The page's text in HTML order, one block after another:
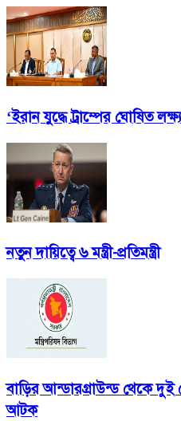
‘ইরান যুদ্ধে ট্রাম্পের ঘোষিত
নতুন দায়িত্বে ৬ মন্ত্রী-প্রতিমন্ত্রী
বাড়ির আন্ডারগ্রাউন্ড থেকে
আটক